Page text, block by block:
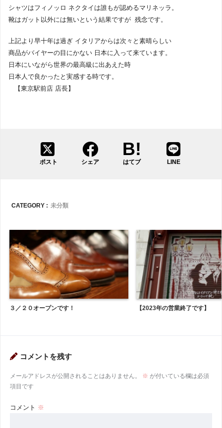
シャツはフィノッロ ネクタイは誰もが認めるマリネッラ。
靴はガット以外には無いという結果ですが 残念です。
上記より早十年は過ぎ イタリアからは次々と素晴らしい
商品がバイヤーの目にかない 日本に入って来ています。
日本にいながら世界の最高級に出あえた時
日本人で良かったと実感する時です。
【東京駅前店 店長】
ポスト シェア はてブ LINE
CATEGORY : 未分類
３／２０オープンです！ 【2023年の営業終了です】
コメントを残す
メールアドレスが公開されることはありません。 ※ が付いている欄は必須
項目です
コメント ※